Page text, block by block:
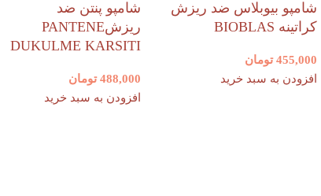
شامپو بیوبلاس ضد ریزش
کراتینه BIOBLAS
455,000 تومان
افزودن به سبد خرید
شامپو پنتن ضد
ریزشPANTENE
DUKULME KARSITI
488,000 تومان
افزودن به سبد خرید